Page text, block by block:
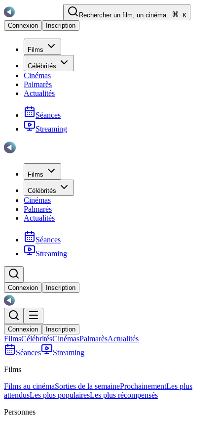
Rechercher un film, un cinéma...
K
Connexion
Inscription
Films
Célébrités
Cinémas
Palmarès
Actualités
Séances
Streaming
Films
Célébrités
Cinémas
Palmarès
Actualités
Séances
Streaming
Connexion Inscription
Connexion Inscription
FilmsCélébritésCinémasPalmarèsActualités
Séances
Streaming
Films
Films au cinémaSorties de la semaineProchainementLes plus
attendusLes plus populairesLes plus récompensés
Personnes